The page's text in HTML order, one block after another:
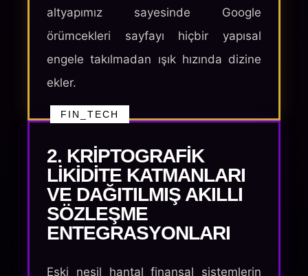
altyapımız sayesinde Google
örümcekleri sayfayı hiçbir yapısal
engele takılmadan ışık hızında dizine
ekler.
FIN_TECH
2. KRIPTOGRAFIK
LIKIDITE KATMANLARI
VE DAĞITILMIŞ AKILLI
SÖZLEŞME
ENTEGRASYONLARI
Eski nesil hantal finansal sistemlerin